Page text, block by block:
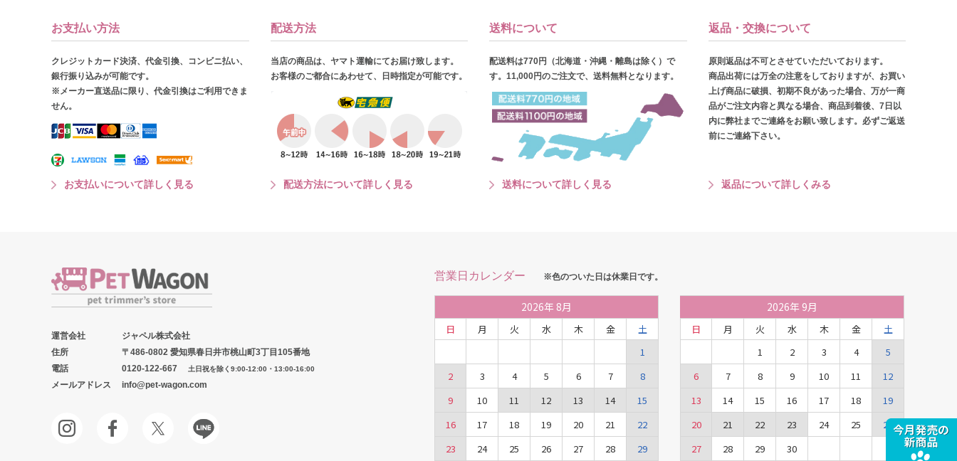
お支払い方法
クレジットカード決済、代金引換、コンビニ払い、
銀行振り込みが可能です。
※メーカー直送品に限り、代金引換はご利用できま
せん。
お支払いについて詳しく見る
配送方法
当店の商品は、ヤマト運輸にてお届け致します。
お客様のご都合にあわせて、日時指定が可能です。
配送方法について詳しく見る
送料について
配送料は770円（北海道・沖縄・離島は除く）で
す。11,000円のご注文で、送料無料となります。
送料について詳しく見る
返品・交換について
原則返品は不可とさせていただいております。
商品出荷には万全の注意をしておりますが、お買い
上げ商品に破損、初期不良があった場合、万が一商
品がご注文内容と異なる場合、商品到着後、7日以
内に弊社までご連絡をお願い致します。必ずご返送
前にご連絡下さい。
返品について詳しくみる
運営会社
ジャペル株式会社
住所
〒486-0802 愛知県春日井市桃山町3丁目105番地
電話
0120-122-667 土日祝を除く9:00-12:00・13:00-16:00
メールアドレス info@pet-wagon.com
営業日カレンダー ※色のついた日は休業日です。
2026年 8月
日 月 火 水 木 金
土
1
2
3 4 5 6 7
8
9
10 11 12 13 14
15
16
17 18 19 20 21
22
23
24 25 26 27 28 29
2026年 9月
日 月 火 水 木 金
土
1
2 3 4
5
6
7 8 9 10 11
12
13
14 15 16 17 18
19
20
21 22 23 24 25
26
27
28 29 30